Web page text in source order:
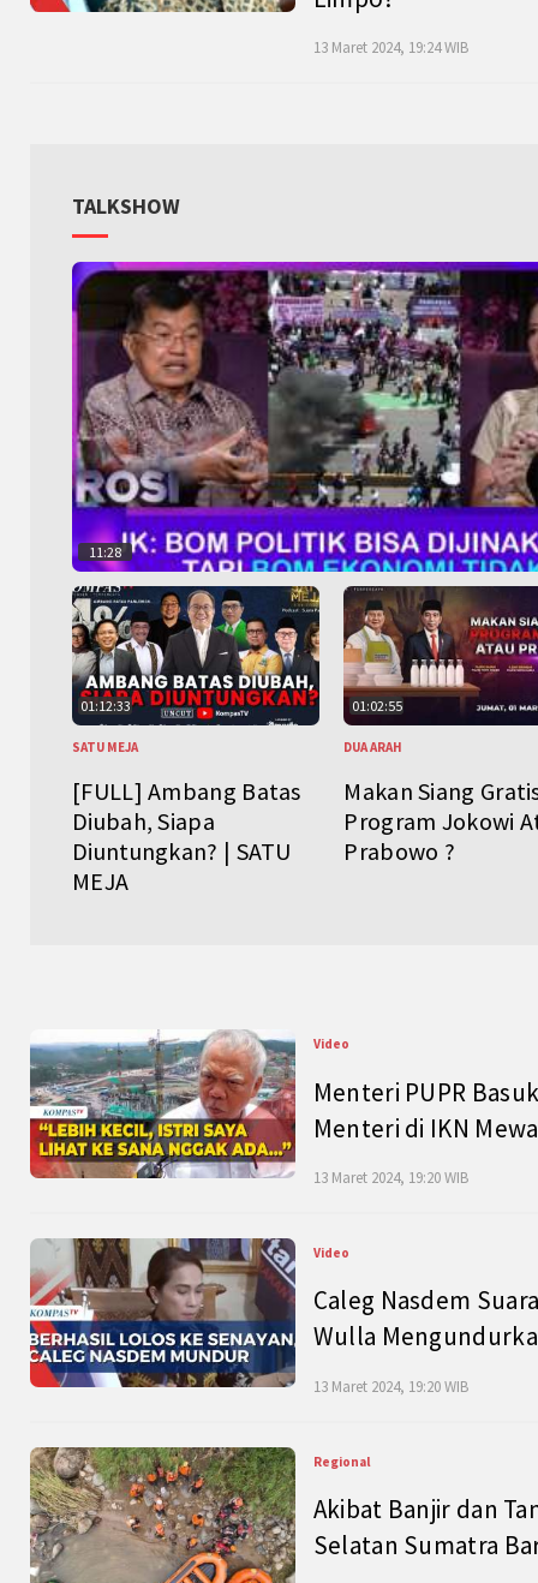
13 Maret 2024, 19:24 WIB
TALKSHOW
11:28
01:12:33
SATU MEJA
[FULL] Ambang Batas
Diubah, Siapa
Diuntungkan? | SATU
MEJA
01:02:55
DUA ARAH
Makan Siang
Program Jokowi
Prabowo ?
Video
Menteri PUPR
Menteri di IKN
13 Maret 2024, 19:20 WIB
Video
Caleg Nasdem
Wulla
13 Maret 2024, 19:20 WIB
Regional
Akibat Banjir dan
Selatan Sumatra